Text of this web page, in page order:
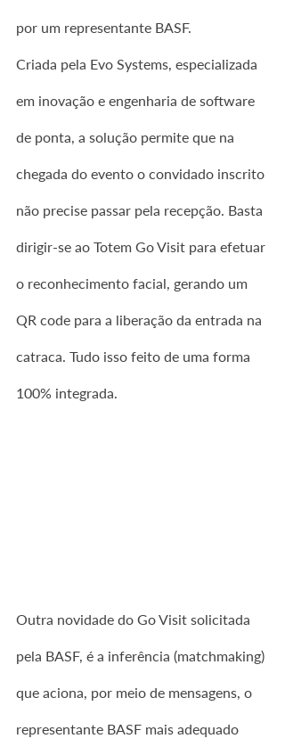
por um representante BASF.
Criada pela Evo Systems, especializada
em inovação e engenharia de software
de ponta, a solução permite que na
chegada do evento o convidado inscrito
não precise passar pela recepção. Basta
dirigir-se ao Totem Go Visit para efetuar
o reconhecimento facial, gerando um
QR code para a liberação da entrada na
catraca. Tudo isso feito de uma forma
100% integrada.
Outra novidade do Go Visit solicitada
pela BASF, é a inferência (matchmaking)
que aciona, por meio de mensagens, o
representante BASF mais adequado